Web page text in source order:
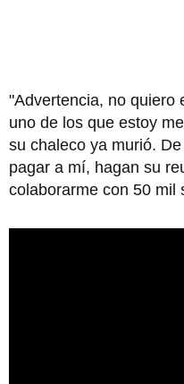
"Advertencia, no quiero
uno de los que estoy
su chaleco ya murió.
pagar a mí, hagan su
colaborarme con 50 mil